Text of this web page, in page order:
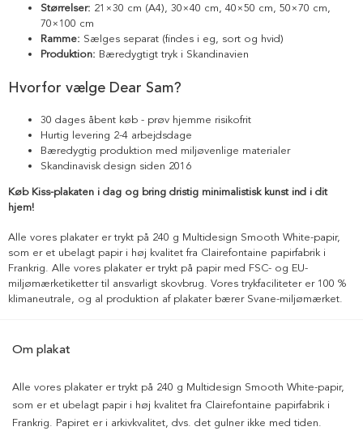
Størrelser: 21×30 cm (A4), 30×40 cm, 40×50 cm, 50×70 cm,
70×100 cm
Ramme: Sælges separat (findes i eg, sort og hvid)
Produktion: Bæredygtigt tryk i Skandinavien
Hvorfor vælge Dear Sam?
30 dages åbent køb - prøv hjemme risikofrit
Hurtig levering 2-4 arbejdsdage
Bæredygtig produktion med miljøvenlige materialer
Skandinavisk design siden 2016
Køb Kiss-plakaten i dag og bring dristig minimalistisk kunst ind i dit
hjem!
Alle vores plakater er trykt på 240 g Multidesign Smooth White-papir,
som er et ubelagt papir i høj kvalitet fra Clairefontaine papirfabrik i
Frankrig. Alle vores plakater er trykt på papir med FSC- og EU-
miljømærketiketter til ansvarligt skovbrug. Vores trykfaciliteter er 100 %
klimaneutrale, og al produktion af plakater bærer Svane-miljømærket.
Om plakat
Alle vores plakater er trykt på 240 g Multidesign Smooth White-papir,
som er et ubelagt papir i høj kvalitet fra Clairefontaine papirfabrik i
Frankrig. Papiret er i arkivkvalitet, dvs. det gulner ikke med tiden.